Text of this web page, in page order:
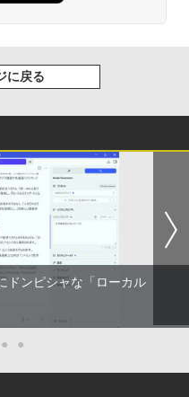
ジ 2026 10/17号増刊＜グレ
Liberty 5 ミッドナイトブ
グレード版】AOKIMI ワイヤ
イヤホン V12 小型
ードレス ENCノイズキャン
ペアリング Type-C充電 マイク
ワイト)
ver.)
限定】 い・ろ・は・す 2L P
×8本
水 ラベルレス 500ml ×24本
ボトル 500ミリリットル (Sm
水ラベルレス 2L×9本
クロ版 115 (ジャンプコミッ
モノクロ版 39 (ジャンプ
に戻る
ドンピシャな「ローカル
● ●